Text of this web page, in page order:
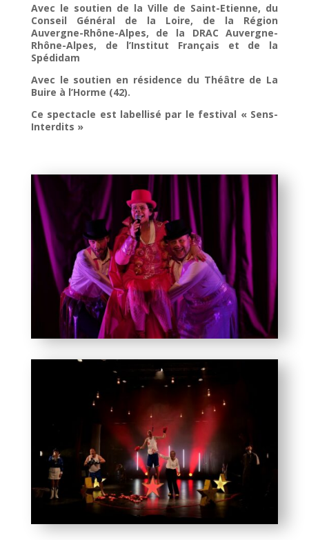
Avec le soutien de la Ville de Saint-Etienne, du
Conseil Général de la Loire, de la Région
Auvergne-Rhône-Alpes, de la DRAC Auvergne-
Rhône-Alpes, de l’Institut Français et de la
Spédidam
Avec le soutien en résidence du Théâtre de La
Buire à l’Horme (42).
Ce spectacle est labellisé par le festival « Sens-
Interdits »